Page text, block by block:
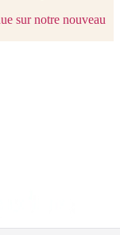
sur notre nouveau